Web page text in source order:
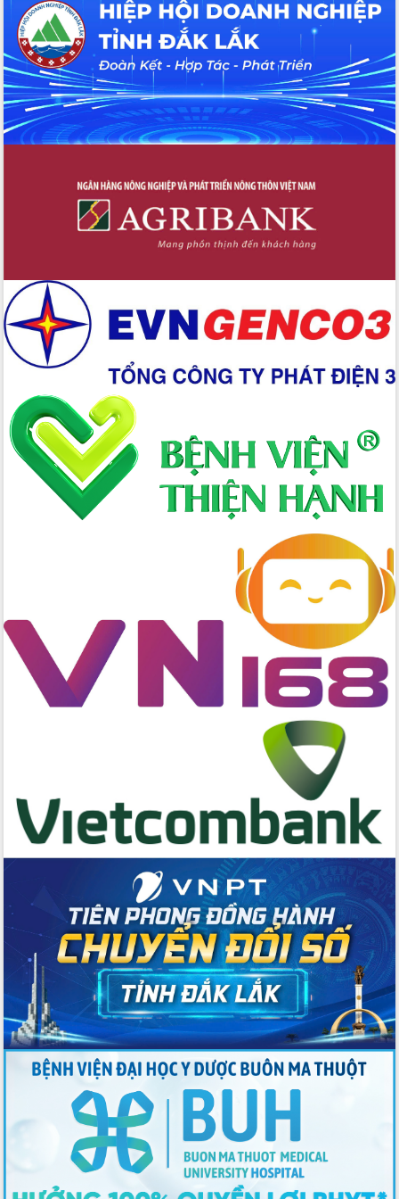
Hội thảo khoa học “Giải pháp thúc đẩy
phát triển nền kinh tế xanh tại tỉnh
Đắk Lắk”
Tăng cường giám sát, đôn đốc thực
hiện nhiệm vụ quản lý tài sản công
hàng tuần
Tháo gỡ những vướng mắc, đẩy mạnh
Đắk Lắk: Tôn vinh 46 giải pháp tại Hội
thi Sáng tạo Kỹ thuật 2024 - 2025
Đắk Lắk rà soát, điều chỉnh Đề án 190
Phó Chủ tịch UBND tỉnh Đắk Lắk
Trương Công Thái kiểm tra thực địa
Dự án cao tốc Khánh Hòa - Buôn Ma
Thuột
Định vị cà phê Việt Nam như một “di
sản sống” trong dòng chảy toàn cầu
Xây dựng nông thôn mới: Nâng cao đời
sống người dân từ những mô hình thiết
thực
Quyết liệt tháo gỡ vướng mắc, đẩy
nhanh tiến độ các dự án trọng điểm
trong Khu kinh tế Nam Phú Yên
Hòn Yến phát triển du lịch gắn với bảo
Phát động chiến dịch 30 ngày đêm
giải phóng mặt bằng Tuyến đường bộ
ven biển
Đắk Lắk nỗ lực thúc đẩy tăng trưởng
kinh tế từ 10% trở lên trong Quý
Thứ trưởng Bộ Y tế làm việc với tỉnh
Đắk Lắk về phát triển nhân lực y tế
cho trạm y tế cấp xã
Du lịch Đắk Lắk nâng tầm trải nghiệm
du khách thông qua Hệ thống cơ sở dữ
liệu và Bản đồ số
Tập huấn ứng dụng trí tuệ nhân tạo (AI)
trong thương mại điện tử năm 2026
Đoàn đại biểu Quốc hội tỉnh Đắk Lắk
trao đổi thông tin trước Kỳ họp thứ
nhất, Quốc hội khóa XVI
Quyết liệt cải cách hành chính, khơi
thông nguồn lực phát triển
Nâng cao hiệu lực, hiệu quả HĐND
tỉnh thông qua hiện đại hóa hành chính
Xã Ea Phê gắn cải cách hành chính với
chuyển đổi số
Phó Chủ tịch Thường trực UBND tỉnh
Hồ Thị Nguyên Thảo làm việc tại Trung